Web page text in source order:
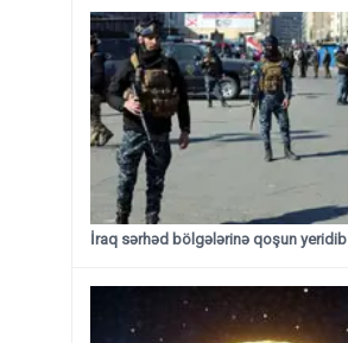
İraq sərhəd bölgələrinə qoşun yeridib